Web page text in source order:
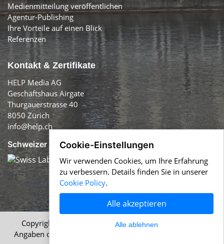
Medienmitteilung veröffentlichen
Agentur-Publishing
Ihre Vorteile auf einen Blick
Referenzen
Kontakt & Zertifikate
HELP Media AG
Geschäftshaus Airgate
Thurgauerstrasse 40
8050 Zürich
info@help.ch
Schweizer Qualität:
Copyright © 1996-2026 HELP Media AG, Zürich. Alle
Angaben ohne Gewähr.
Cookie-Einstellungen
Wir verwenden Cookies, um Ihre Erfahrung
zu verbessern. Details finden Sie in unserer
Cookie Policy.
Alle akzeptieren
Alle ablehnen